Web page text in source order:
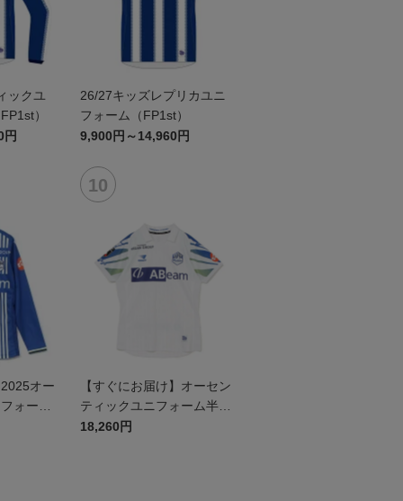
ックユ
）
円
26/27キッズレプリカユニ
フォーム（FP1st）
9,900円～14,960円
オー
ォーム
【すぐにお届け】オーセン
ティックユニフォーム半袖
（2026百年構想リーグ）F
18,260円